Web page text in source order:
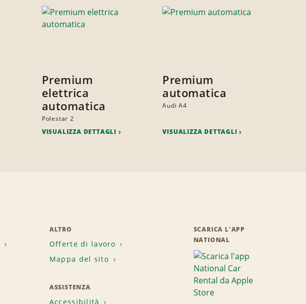
Premium
elettrica
automatica
Polestar 2
VISUALIZZA DETTAGLI
Premium
automatica
Audi A4
VISUALIZZA DETTAGLI
ALTRO
Offerte di lavoro
Mappa del sito
ASSISTENZA
Accessibilità
SCARICA L'APP
NATIONAL